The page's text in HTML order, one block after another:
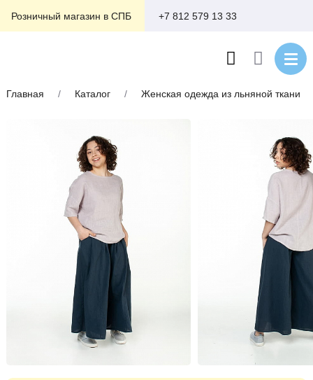
Розничный магазин в СПБ +7 812 579 13 33
Главная / Каталог / Женская одежда из льняной ткани